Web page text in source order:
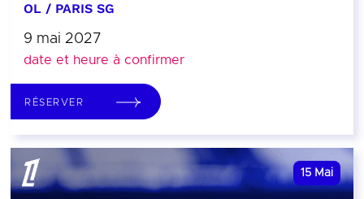
OL / PARIS SG
9 mai 2027
date et heure à confirmer
RÉSERVER
15 Mai